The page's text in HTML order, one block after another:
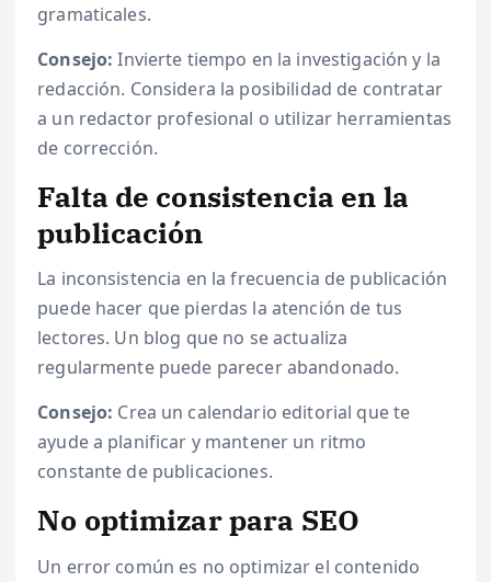
gramaticales.
Consejo: Invierte tiempo en la investigación y la
redacción. Considera la posibilidad de contratar
a un redactor profesional o utilizar herramientas
de corrección.
Falta de consistencia en la
publicación
La inconsistencia en la frecuencia de publicación
puede hacer que pierdas la atención de tus
lectores. Un blog que no se actualiza
regularmente puede parecer abandonado.
Consejo: Crea un calendario editorial que te
ayude a planificar y mantener un ritmo
constante de publicaciones.
No optimizar para SEO
Un error común es no optimizar el contenido